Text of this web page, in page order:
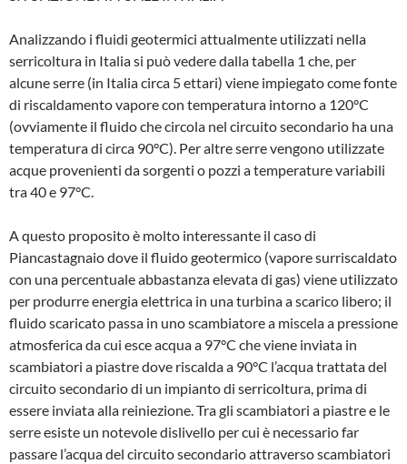
Analizzando i fluidi geotermici attualmen­te utilizzati nella
serricoltura in Italia si può vedere dalla tabella 1 che, per
alcune ser­re (in Italia circa 5 ettari) viene impiegato come fonte
di riscaldamento vapore con temperatura intorno a 120°C
(ovviamen­te il fluido che circola nel circuito secon­dario ha una
temperatura di circa 90°C). Per altre serre vengono utilizzate
acque provenienti da sorgenti o pozzi a tempe­rature variabili
tra 40 e 97°C.
A questo proposito è molto interessante il caso di
Piancastagnaio dove il fluido geotermico (vapore surriscaldato
con una percentuale abbastanza elevata di gas) viene utilizzato
per produrre energia elet­trica in una turbina a scarico libero; il
flui­do scaricato passa in uno scambiatore a miscela a pressione
atmosferica da cui esce acqua a 97°C che viene inviata in
scambiatori a piastre dove riscalda a 90°C l’acqua trattata del
circuito secon­dario di un impianto di serricoltura, prima di
essere inviata alla reiniezione. Tra gli scambiatori a piastre e le
serre esiste un notevole dislivello per cui è necessario far
passare l’acqua del circuito secondario attraverso scambiatori